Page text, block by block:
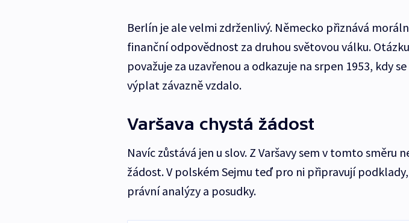
Berlín je ale velmi zdrženlivý. Německo přiznává
finanční odpovědnost za druhou světovou válku.
považuje za uzavřenou a odkazuje na srpen 1953, kdy
výplat závazně vzdalo.
Varšava chystá žádost
Navíc zůstává jen u slov. Z Varšavy sem v tomto směru
žádost. V polském Sejmu teď pro ni připravují
právní analýzy a posudky.